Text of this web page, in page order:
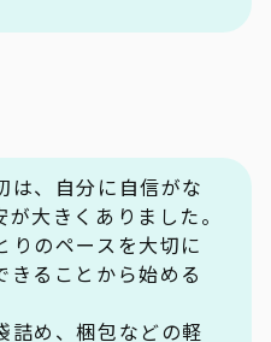
は、自分に自信がな
大きくありました。
りのペースを大切に
きることから始める
詰め、梱包などの軽